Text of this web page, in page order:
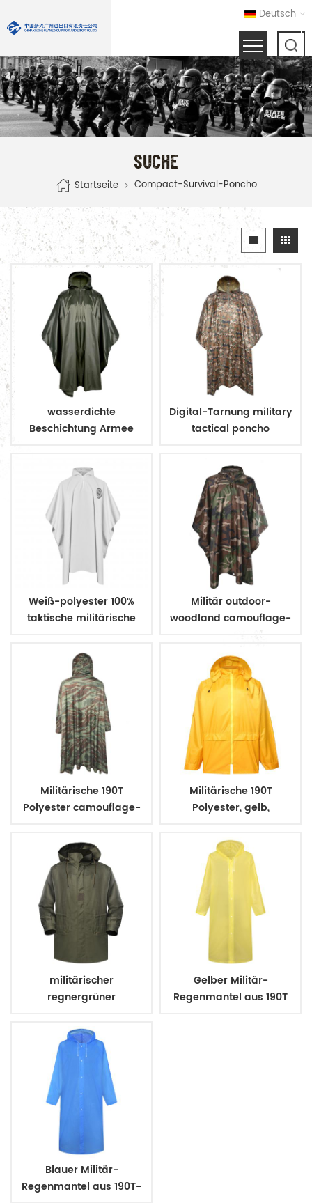
Deutsch
SUCHE
Startseite Compact-Survival-Poncho
wasserdichte
Beschichtung Armee
Digital-Tarnung military
tactical poncho
Weiß-polyester 100%
taktische militärische
Militär outdoor-
woodland camouflage-
Militärische 190T
Polyester camouflage-
Beschichtung
Militärische 190T
Polyester, gelb,
Beschichtung
militärischer
regnergrüner
Polyester mit PVC-
Beschichtung
Gelber Militär-
Regenmantel aus 190T
Blauer Militär-
Regenmantel aus 190T-